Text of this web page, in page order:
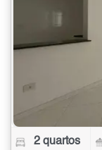
2 quartos